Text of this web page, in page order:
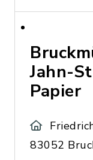
Jahn-
Papier
83052